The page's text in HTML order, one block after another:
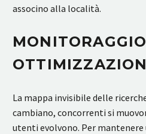
associno alla località.
La mappa invisibile delle
cambiano, concorrenti si
utenti evolvono. Per